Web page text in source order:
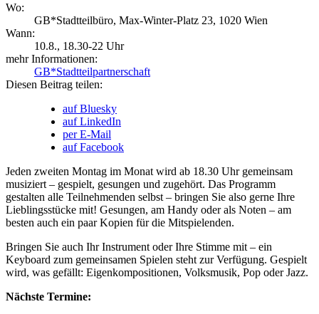
Wo:
GB*Stadtteilbüro, Max-Winter-Platz 23, 1020 Wien
Wann:
10.8., 18.30-22 Uhr
mehr Informationen:
GB*Stadtteilpartnerschaft
Diesen Beitrag teilen:
auf Bluesky
auf LinkedIn
per E-Mail
auf Facebook
Jeden zweiten Montag im Monat wird ab 18.30 Uhr gemeinsam
musiziert – gespielt, gesungen und zugehört. Das Programm
gestalten alle Teilnehmenden selbst – bringen Sie also gerne Ihre
Lieblingsstücke mit! Gesungen, am Handy oder als Noten – am
besten auch ein paar Kopien für die Mitspielenden.
Bringen Sie auch Ihr Instrument oder Ihre Stimme mit – ein
Keyboard zum gemeinsamen Spielen steht zur Verfügung. Gespielt
wird, was gefällt: Eigenkompositionen, Volksmusik, Pop oder Jazz.
Nächste Termine: